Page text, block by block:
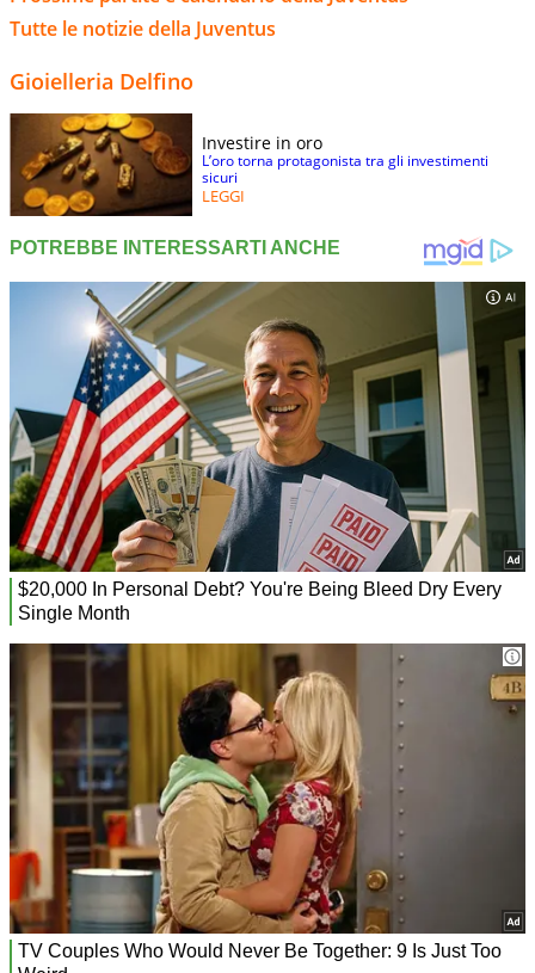
Tutte le notizie della Juventus
Gioielleria Delfino
Investire in oro
L’oro torna protagonista tra gli investimenti
sicuri
LEGGI